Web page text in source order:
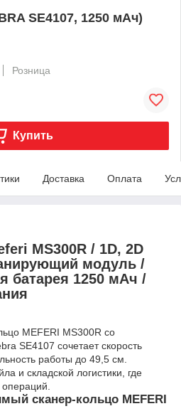
SE4107, 1250 мАч)
Розница
Купить
Доставка Оплата
MS300R / 1D, 2D
модуль /
батарея 1250 мАч /
MEFERI MS300R со
SE4107 сочетает скорость
работы до 49,5 см.
и складской логистики, где
операций.
сканер-кольцо MEFERI